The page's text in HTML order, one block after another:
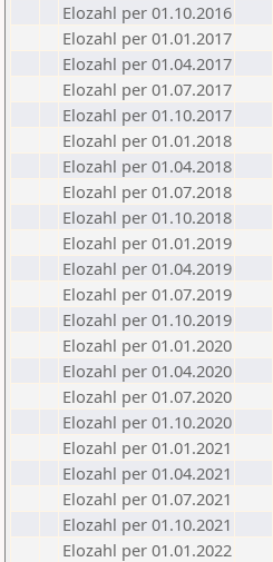
Elozahl per 01.10.2016
Elozahl per 01.01.2017
Elozahl per 01.04.2017
Elozahl per 01.07.2017
Elozahl per 01.10.2017
Elozahl per 01.01.2018
Elozahl per 01.04.2018
Elozahl per 01.07.2018
Elozahl per 01.10.2018
Elozahl per 01.01.2019
Elozahl per 01.04.2019
Elozahl per 01.07.2019
Elozahl per 01.10.2019
Elozahl per 01.01.2020
Elozahl per 01.04.2020
Elozahl per 01.07.2020
Elozahl per 01.10.2020
Elozahl per 01.01.2021
Elozahl per 01.04.2021
Elozahl per 01.07.2021
Elozahl per 01.10.2021
Elozahl per 01.01.2022